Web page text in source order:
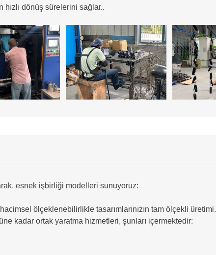
hızlı dönüş sürelerini sağlar..
esnek işbirliği modelleri sunuyoruz:
ölçeklenebilirlikle tasarımlarınızın tam ölçekli üretimi.
kadar ortak yaratma hizmetleri, şunları içermektedir: